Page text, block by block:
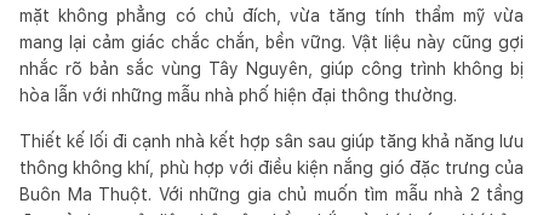
mặt không phẳng có chủ đích, vừa tăng tính thẩm mỹ vừa
mang lại cảm giác chắc chắn, bền vững. Vật liệu này cũng gợi
nhắc rõ bản sắc vùng Tây Nguyên, giúp công trình không bị
hòa lẫn với những mẫu nhà phố hiện đại thông thường.
Thiết kế lối đi cạnh nhà kết hợp sân sau giúp tăng khả năng lưu
thông không khí, phù hợp với điều kiện nắng gió đặc trưng của
Buôn Ma Thuột. Với những gia chủ muốn tìm mẫu nhà 2 tầng